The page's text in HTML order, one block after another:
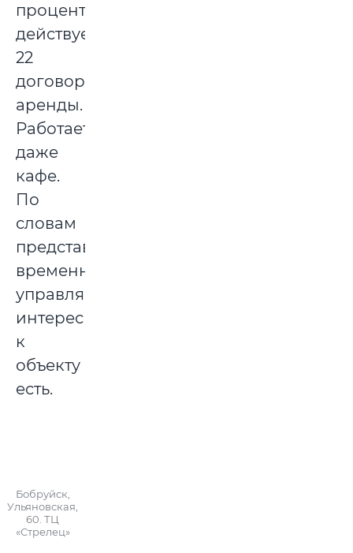
процентов,
действует
22
договора
аренды.
Работает
даже
кафе.
По
словам
представителя
временного
управляющего
интерес
к
объекту
есть.
Бобруйск,
Ульяновская,
60. ТЦ
«Стрелец»